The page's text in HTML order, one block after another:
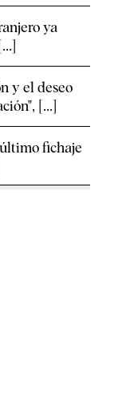
ya
y el deseo
[...]
fichaje